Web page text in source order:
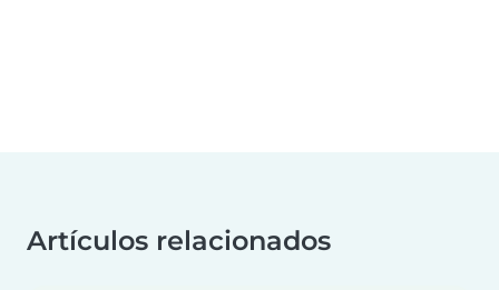
Artículos relacionados